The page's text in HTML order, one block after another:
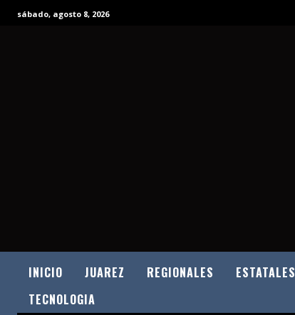
sábado, agosto 8, 2026
INICIO JUAREZ REGIONALES ESTATALES
TECNOLOGIA